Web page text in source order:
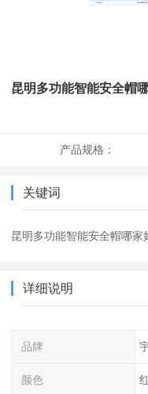
昆明多功能智能安全帽
产品规格：
关键词
昆明多功能智能安全帽哪家
详细说明
品牌
颜色